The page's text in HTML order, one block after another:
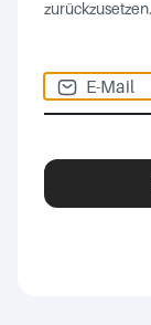
zurückzusetzen.
ignore
field